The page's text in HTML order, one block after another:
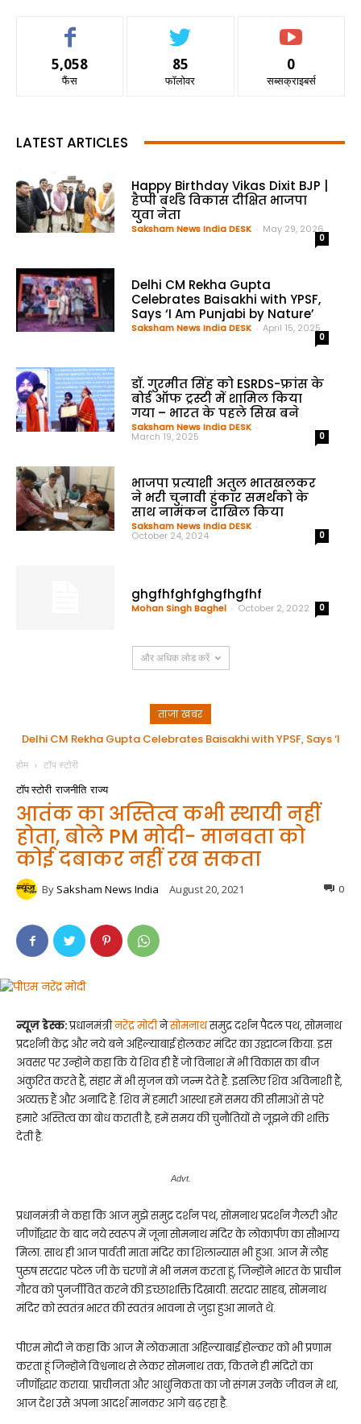
5,058
फैंस
85
फॉलोवर
0
सब्सक्राइबर्स
LATEST ARTICLES
Happy Birthday Vikas Dixit BJP |
हैप्पी बर्थडे विकास दीक्षित भाजपा
युवा नेता
Saksham News India DESK - May 29, 2026
0
Delhi CM Rekha Gupta
Celebrates Baisakhi with YPSF,
Says ‘I Am Punjabi by Nature’
Saksham News India DESK - April 15, 2025
0
डॉ. गुरमीत सिंह को ESRDS-फ्रांस के
बोर्ड ऑफ ट्रस्टी में शामिल किया
गया – भारत के पहले सिख बने
Saksham News India DESK -
March 19, 2025 0
भाजपा प्रत्याशी अतुल भातखलकर
ने भरी चुनावी हुंकार समर्थको के
साथ नामंकन दाखिल किया
Saksham News India DESK -
October 24, 2024 0
ghgfhfghfghgfhgfhf
Mohan Singh Baghel - October 2, 2022 0
और अधिक लोड करें